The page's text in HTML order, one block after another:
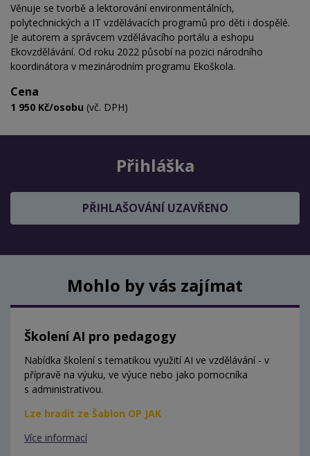
Věnuje se tvorbě a lektorování environmentálních,
polytechnických a IT vzdělávacích programů pro děti i dospělé.
Je autorem a správcem vzdělávacího portálu a eshopu
Ekovzdělávání. Od roku 2022 působí na pozici národního
koordinátora v mezinárodním programu Ekoškola.
Cena
1 950 Kč/osobu (vč. DPH)
Přihláška
PŘIHLAŠOVÁNÍ UZAVŘENO
Mohlo by vás zajímat
Školení AI pro pedagogy
Nabídka školení s tematikou využití AI ve vzdělávání - v
přípravě na výuku, ve výuce nebo jako pomocníka
s administrativou.
Lze hradit ze Šablon OP JAK
Více informací